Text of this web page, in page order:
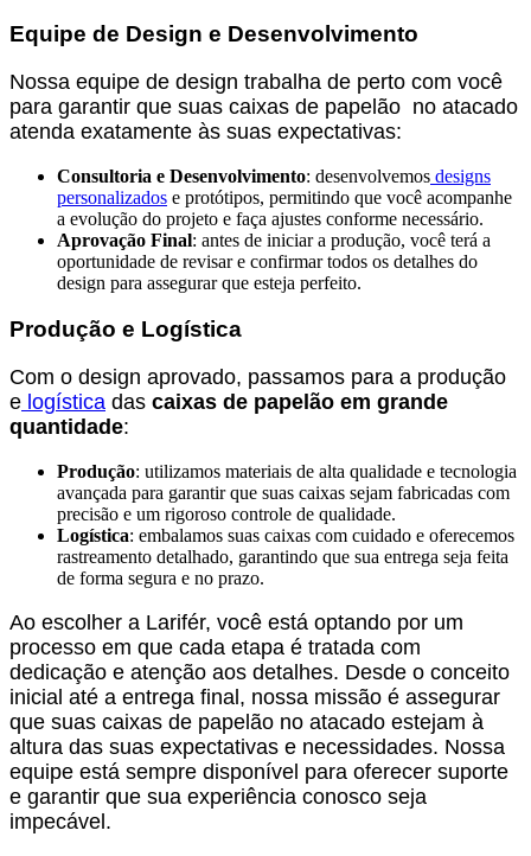
Equipe de Design e Desenvolvimento
Nossa equipe de design trabalha de perto com você
para garantir que suas caixas de papelão no atacado
atenda exatamente às suas expectativas:
Consultoria e Desenvolvimento: desenvolvemos designs
personalizados e protótipos, permitindo que você acompanhe
a evolução do projeto e faça ajustes conforme necessário.
Aprovação Final: antes de iniciar a produção, você terá a
oportunidade de revisar e confirmar todos os detalhes do
design para assegurar que esteja perfeito.
Produção e Logística
Com o design aprovado, passamos para a produção
e logística das caixas de papelão em grande
quantidade:
Produção: utilizamos materiais de alta qualidade e tecnologia
avançada para garantir que suas caixas sejam fabricadas com
precisão e um rigoroso controle de qualidade.
Logística: embalamos suas caixas com cuidado e oferecemos
rastreamento detalhado, garantindo que sua entrega seja feita
de forma segura e no prazo.
Ao escolher a Larifér, você está optando por um
processo em que cada etapa é tratada com
dedicação e atenção aos detalhes. Desde o conceito
inicial até a entrega final, nossa missão é assegurar
que suas caixas de papelão no atacado estejam à
altura das suas expectativas e necessidades. Nossa
equipe está sempre disponível para oferecer suporte
e garantir que sua experiência conosco seja
impecável.